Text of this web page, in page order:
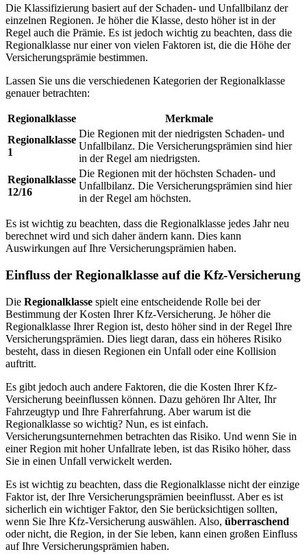
Die Klassifizierung basiert auf der Schaden- und Unfallbilanz der
einzelnen Regionen. Je höher die Klasse, desto höher ist in der
Regel auch die Prämie. Es ist jedoch wichtig zu beachten, dass die
Regionalklasse nur einer von vielen Faktoren ist, die die Höhe der
Versicherungsprämie bestimmen.
Lassen Sie uns die verschiedenen Kategorien der Regionalklasse
genauer betrachten:
Regionalklasse
Merkmale
Regionalklasse
1
Die Regionen mit der niedrigsten Schaden- und
Unfallbilanz. Die Versicherungsprämien sind hier
in der Regel am niedrigsten.
Regionalklasse
12/16
Die Regionen mit der höchsten Schaden- und
Unfallbilanz. Die Versicherungsprämien sind hier
in der Regel am höchsten.
Es ist wichtig zu beachten, dass die Regionalklasse jedes Jahr neu
berechnet wird und sich daher ändern kann. Dies kann
Auswirkungen auf Ihre Versicherungsprämien haben.
Einfluss der Regionalklasse auf die Kfz-Versicherung
Die Regionalklasse spielt eine entscheidende Rolle bei der
Bestimmung der Kosten Ihrer Kfz-Versicherung. Je höher die
Regionalklasse Ihrer Region ist, desto höher sind in der Regel Ihre
Versicherungsprämien. Dies liegt daran, dass ein höheres Risiko
besteht, dass in diesen Regionen ein Unfall oder eine Kollision
auftritt.
Es gibt jedoch auch andere Faktoren, die die Kosten Ihrer Kfz-
Versicherung beeinflussen können. Dazu gehören Ihr Alter, Ihr
Fahrzeugtyp und Ihre Fahrerfahrung. Aber warum ist die
Regionalklasse so wichtig? Nun, es ist einfach.
Versicherungsunternehmen betrachten das Risiko. Und wenn Sie in
einer Region mit hoher Unfallrate leben, ist das Risiko höher, dass
Sie in einen Unfall verwickelt werden.
Es ist wichtig zu beachten, dass die Regionalklasse nicht der einzige
Faktor ist, der Ihre Versicherungsprämien beeinflusst. Aber es ist
sicherlich ein wichtiger Faktor, den Sie berücksichtigen sollten,
wenn Sie Ihre Kfz-Versicherung auswählen. Also, überraschend
oder nicht, die Region, in der Sie leben, kann einen großen Einfluss
auf Ihre Versicherungsprämien haben.